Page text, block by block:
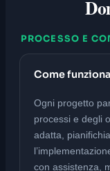
PROCESSO E
Come
Ogni progetto
processi e degli
adatta,
con assistenza,